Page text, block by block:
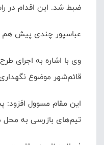
ضبط شد. این اقدام در
عباسپور چندی پیش هم از کشف و ضبط بیش از ۱۰ تن مواد غذایی احتکارشده به
وی با اشاره به اجرای
قائم‌شهر موضوع
این مقام مسوول افزود:
تیم‌های بازرسی به محل موردنظر اعزام شدند که در